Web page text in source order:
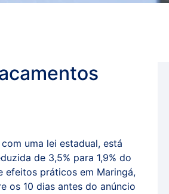
uma lei estadual, está
de 3,5% para 1,9% do
efeitos práticos em Maringá,
os 10 dias antes do anúncio